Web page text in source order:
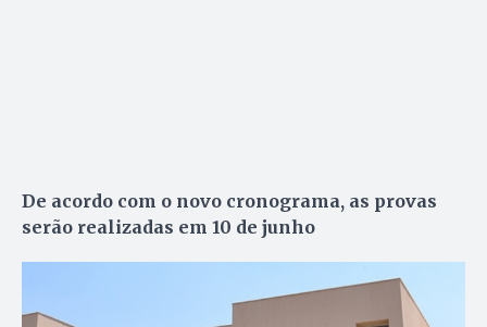
De acordo com o novo cronograma, as provas
serão realizadas em 10 de junho